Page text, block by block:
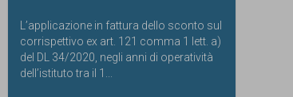
L’applicazione in fattura dello sconto sul
corrispettivo ex art. 121 comma 1 lett. a)
del DL 34/2020, negli anni di operatività
dell’istituto tra il 1...